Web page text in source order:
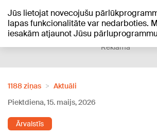
Jūs lietojat novecojušu
lapas funkcionalitāte var nedarboties.
iesakām atjaunot Jūsu
+13°C
Reklāma
1188 ziņas
Aktuāli
Piektdiena, 15. maijs, 2026
Ārvalstīs